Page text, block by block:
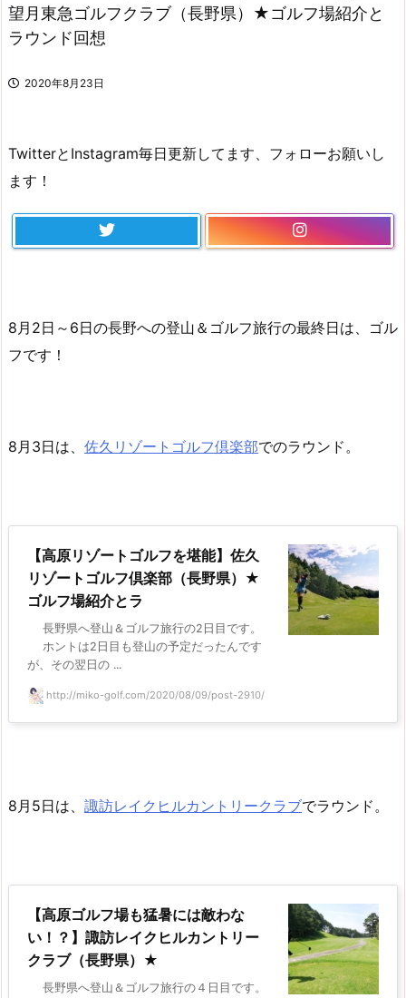
望月東急ゴルフクラブ（長野県）★ゴルフ場紹介と
ラウンド回想
2020年8月23日
TwitterとInstagram毎日更新してます、フォローお願いし
ます！
8月2日～6日の長野への登山＆ゴルフ旅行の最終日は、ゴル
フです！
8月3日は、 佐久リゾートゴルフ倶楽部でのラウンド。
【高原リゾートゴルフを堪能】佐久
リゾートゴルフ倶楽部（長野県）★
ゴルフ場紹介とラ
長野県へ登山＆ゴルフ旅行の2日目です。
ホントは2日目も登山の予定だったんです
が、その翌日の ...
http://miko-golf.com/2020/08/09/post-2910/
8月5日は、 諏訪レイクヒルカントリークラブでラウンド。
【高原ゴルフ場も猛暑には敵わな
い！？】諏訪レイクヒルカントリー
クラブ（長野県）★
長野県へ登山＆ゴルフ旅行の４日目です。